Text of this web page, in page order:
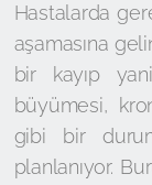
Hastalarda
aşamasına
bir kayıp
büyümesi,
gibi bir
planlanıyor.